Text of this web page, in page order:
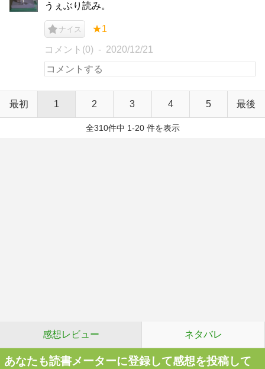
うぇぶり読み。
ナイス ★1
コメント(0) 2020/12/21
最初 1 2 3 4 5 最後
全310件中 1-20 件を表示
感想レビュー ネタバレ
あなたも読書メーターに登録して感想を投稿して